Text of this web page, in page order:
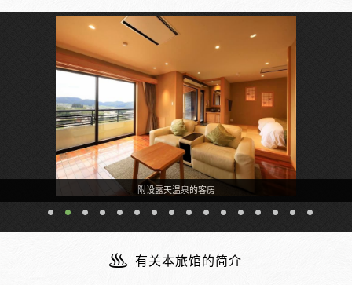
附设露天温泉的客房
有关本旅馆的简介